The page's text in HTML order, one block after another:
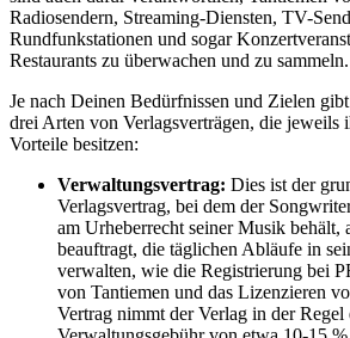
Radiosendern, Streaming-Diensten, TV-
Rundfunkstationen und sogar
Restaurants zu überwachen und zu sammeln.
Je nach Deinen Bedürfnissen und Zielen
drei Arten von Verlagsverträgen, die jeweils
Vorteile besitzen:
Verwaltungsvertrag: Dies ist der
Verlagsvertrag, bei dem der
am Urheberrecht seiner Musik behält,
beauftragt, die täglichen Abläufe in
verwalten, wie die Registrierung bei
von Tantiemen und das Lizenzieren
Vertrag nimmt der Verlag in der Regel